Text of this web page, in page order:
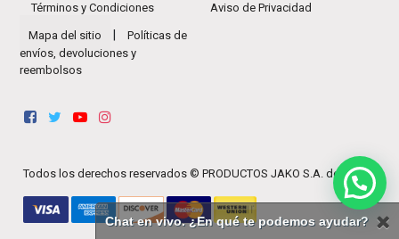
Términos y Condiciones Aviso de Privacidad
Mapa del sitio
Políticas de
envíos, devoluciones y
reembolsos
Todos los derechos reservados © PRODUCTOS JAKO S.A. de C.V.
Chat en vivo. ¿En qué te podemos ayudar?